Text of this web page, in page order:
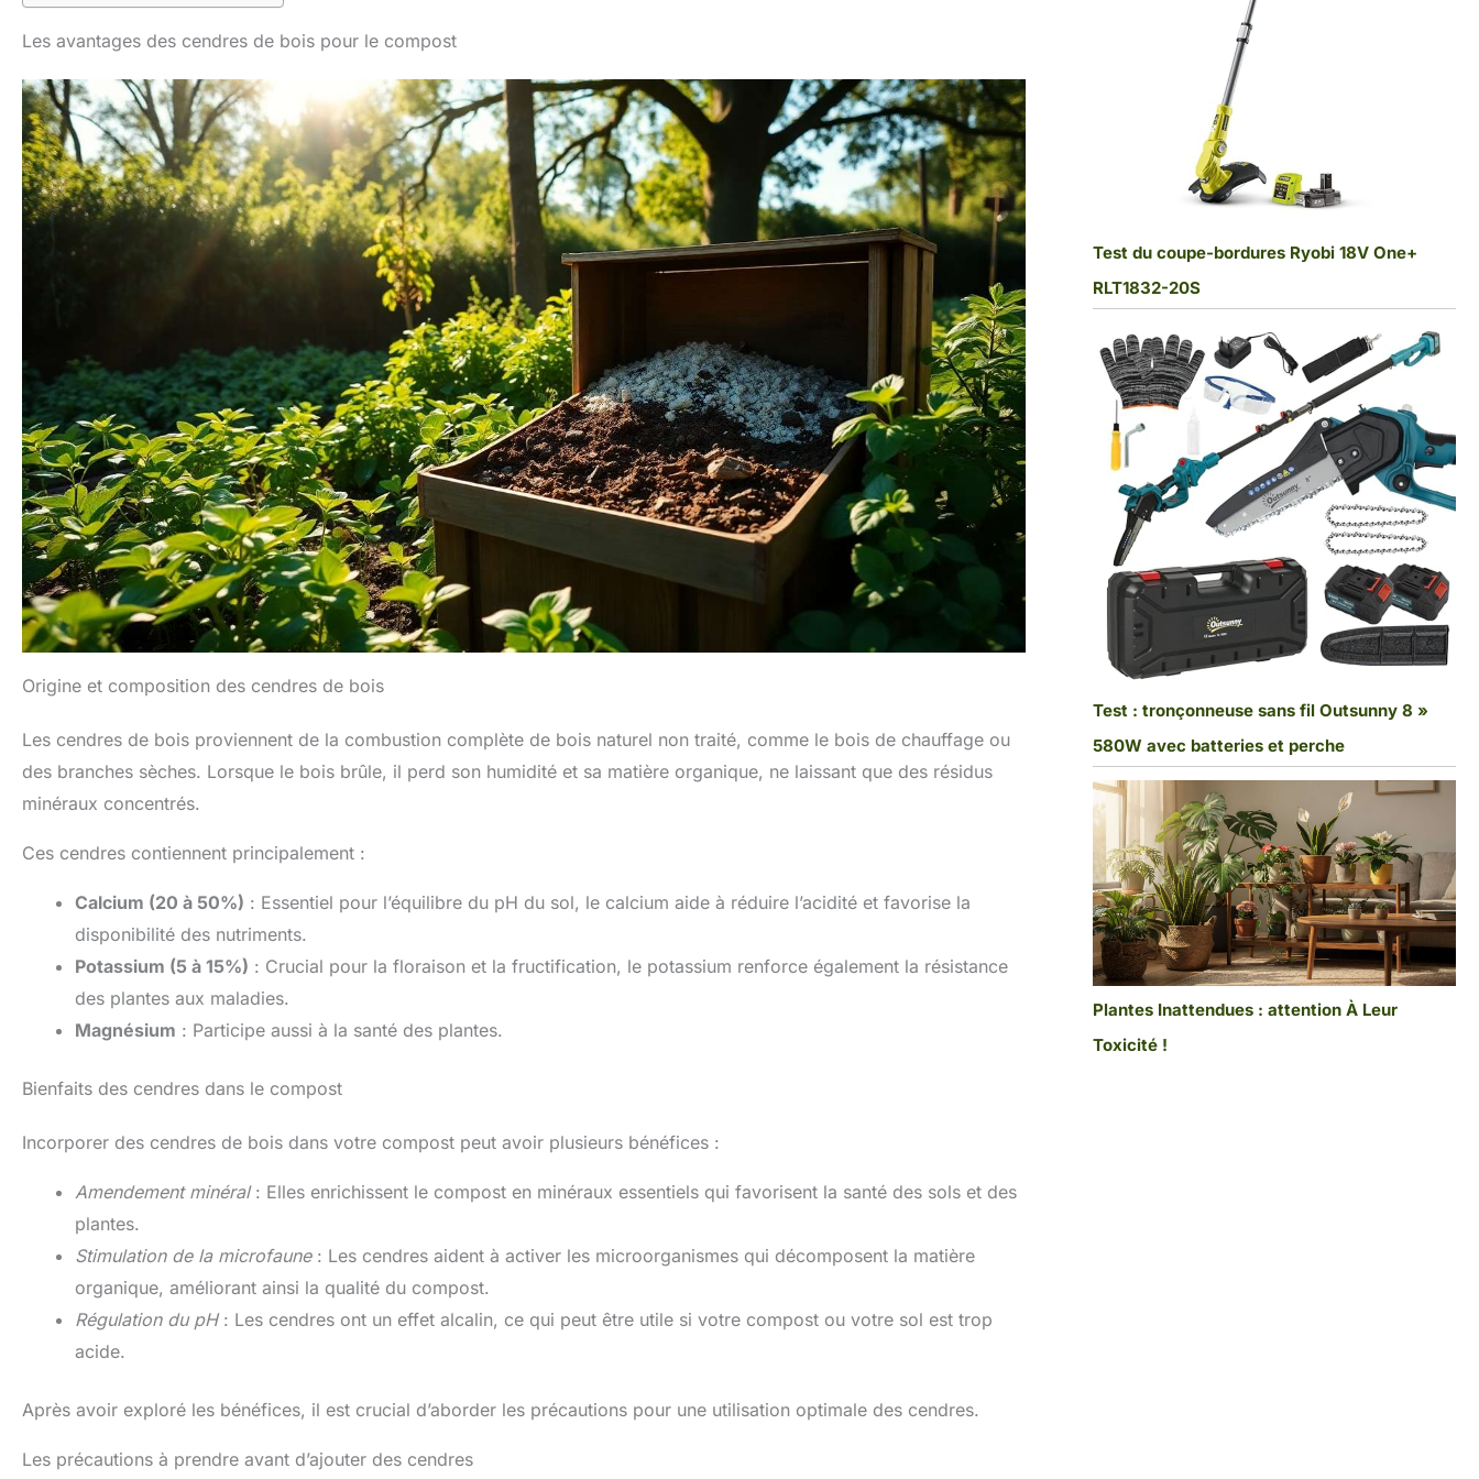
Les avantages des cendres de bois pour le compost
Origine et composition des cendres de bois
Les cendres de bois proviennent de la combustion complète de bois naturel non traité, comme le bois de chauffage ou
des branches sèches. Lorsque le bois brûle, il perd son humidité et sa matière organique, ne laissant que des résidus
minéraux concentrés.
Ces cendres contiennent principalement :
Calcium (20 à 50%) : Essentiel pour l’équilibre du pH du sol, le calcium aide à réduire l’acidité et favorise la
disponibilité des nutriments.
Potassium (5 à 15%) : Crucial pour la floraison et la fructification, le potassium renforce également la résistance
des plantes aux maladies.
Magnésium : Participe aussi à la santé des plantes.
Bienfaits des cendres dans le compost
Incorporer des cendres de bois dans votre compost peut avoir plusieurs bénéfices :
Amendement minéral: Elles enrichissent le compost en minéraux essentiels qui favorisent la santé des sols et des
plantes.
Stimulation de la microfaune: Les cendres aident à activer les microorganismes qui décomposent la matière
organique, améliorant ainsi la qualité du compost.
Régulation du pH: Les cendres ont un effet alcalin, ce qui peut être utile si votre compost ou votre sol est trop
acide.
Après avoir exploré les bénéfices, il est crucial d’aborder les précautions pour une utilisation optimale des cendres.
Les précautions à prendre avant d’ajouter des cendres
Test du coupe-bordures Ryobi 18V One+
RLT1832-20S
Test : tronçonneuse sans fil Outsunny 8 »
580W avec batteries et perche
Plantes Inattendues : attention À Leur
Toxicité !